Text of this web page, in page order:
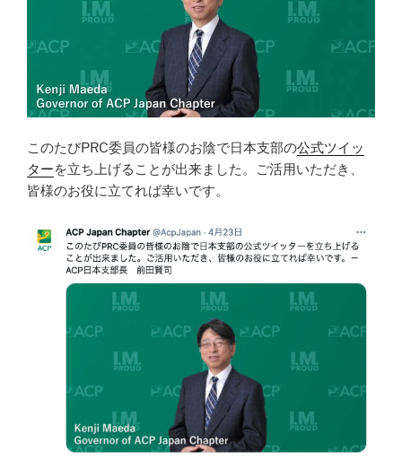
このたびPRC委員の皆様のお陰で日本支部の公式ツイッ
ターを立ち上げることが出来ました。ご活用いただき、
皆様のお役に立てれば幸いです。